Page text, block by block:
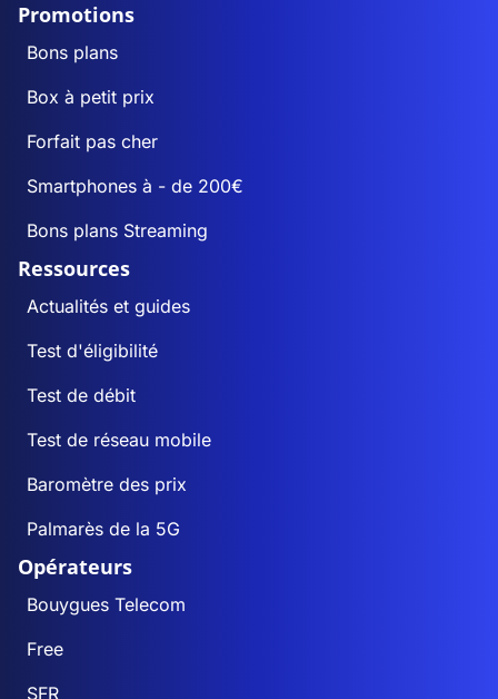
Promotions
Bons plans
Box à petit prix
Forfait pas cher
Smartphones à - de 200€
Bons plans Streaming
Ressources
Actualités et guides
Test d'éligibilité
Test de débit
Test de réseau mobile
Baromètre des prix
Palmarès de la 5G
Opérateurs
Bouygues Telecom
Free
SFR